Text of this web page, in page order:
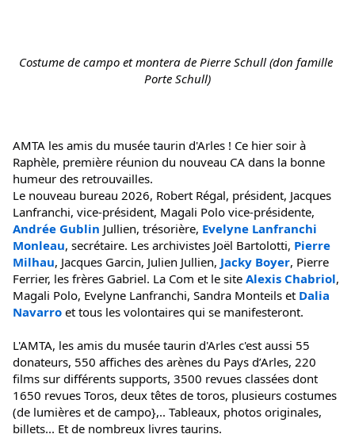
Costume de campo et montera de Pierre Schull (don famille
Porte Schull)
AMTA les amis du musée taurin d'Arles ! Ce hier soir à
Raphèle, première réunion du nouveau CA dans la bonne
humeur des retrouvailles.
Le nouveau bureau 2026, Robert Régal, président, Jacques
Andrée Gublin Jullien, trésorière, Evelyne Lanfranchi
Monleau, secrétaire. Les archivistes Joël Bartolotti, Pierre
Milhau, Jacques Garcin, Julien Jullien, Jacky Boyer, Pierre
Ferrier, les frères Gabriel. La Com et le site Alexis Chabriol,
Magali Polo, Evelyne Lanfranchi, Sandra Monteils et Dalia
Navarro et tous les volontaires qui se manifesteront.
L'AMTA, les amis du musée taurin d'Arles c'est aussi 55
donateurs, 550 affiches des arènes du Pays d’Arles, 220
films sur différents supports, 3500 revues classées dont
1650 revues Toros, deux têtes de toros, plusieurs costumes
(de lumières et de campo},.. Tableaux, photos originales,
billets... Et de nombreux livres taurins.